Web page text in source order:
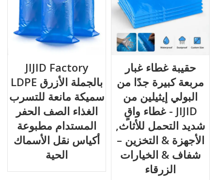
حقيبة غطاء غبار
مربعة كبيرة جدًا من
البولي إيثيلين من
JIJID - غطاء واقٍ
شديد التحمل للأثاث,
الأجهزة & التخزين –
شفاف & الخيارات
الزرقاء
JIJID Factory
بالجملة الأزرق LDPE
سميكة مانعة للتسرب
الغذاء الصف الحفر
المستدام مطبوعة
أكياس نقل الأسماك
الحية